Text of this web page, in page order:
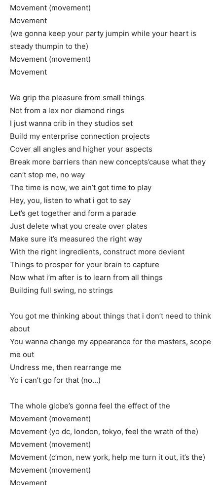
Movement (movement)
Movement
(we gonna keep your party jumpin while your heart is
steady thumpin to the)
Movement (movement)
Movement
We grip the pleasure from small things
Not from a lex nor diamond rings
I just wanna crib in they studios set
Build my enterprise connection projects
Cover all angles and higher your aspects
Break more barriers than new concepts’cause what they
can’t stop me, no way
The time is now, we ain’t got time to play
Hey, you, listen to what i got to say
Let’s get together and form a parade
Just delete what you create over plates
Make sure it’s measured the right way
With the right ingredients, construct more devient
Things to prosper for your brain to capture
Now what i’m after is to learn from all things
Building full swing, no strings
You got me thinking about things that i don’t need to think
about
You wanna change my appearance for the masters, scope
me out
Undress me, then rearrange me
Yo i can’t go for that (no…)
The whole globe’s gonna feel the effect of the
Movement (movement)
Movement (yo dc, london, tokyo, feel the wrath of the)
Movement (movement)
Movement (c’mon, new york, help me turn it out, it’s the)
Movement (movement)
Movement